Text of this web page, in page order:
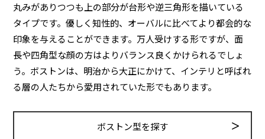
丸みがありつつも上の部分が台形や逆三角形を描いている
タイプです。優しく知性的、オーバルに比べてより都会的な
印象を与えることができます。万人受けする形ですが、面
長や四角型な顔の方はよりバランス良くかけられるでしょ
う。ボストンは、明治から大正にかけて、インテリと呼ばれ
る層の人たちから愛用されていた形でもあります。
ボストン型を探す